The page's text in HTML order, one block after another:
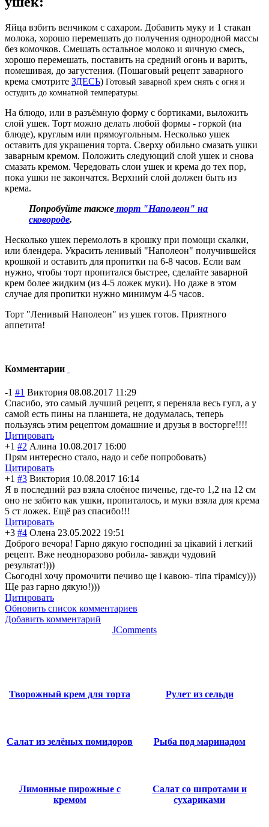
Яйца взбить венчиком с сахаром. Добавить муку и 1 стакан
молока, хорошо перемешать до получения однородной массы
без комочков. Смешать остальное молоко и яичную смесь,
хорошо перемешать, поставить на средний огонь и варить,
помешивая, до загустения. (Пошаговый рецепт заварного
крема смотрите ЗДЕСЬ) Готовый заварной крем снять с огня и
остудить до комнатной температуры.
На блюдо, или в разъёмную форму с бортиками, выложить
слой ушек. Торт можно делать любой формы - горкой (на
блюде), круглым или прямоугольным. Несколько ушек
оставить для украшения торта. Сверху обильно смазать ушки
заварным кремом. Положить следующий слой ушек и снова
смазать кремом. Чередовать слои ушек и крема до тех пор,
пока ушки не закончатся. Верхний слой должен быть из
крема.
Попробуйте также торт "Наполеон" на
сковороде.
Несколько ушек перемолоть в крошку при помощи скалки,
или блендера. Украсить ленивый "Наполеон" получившейся
крошкой и оставить для пропитки на 6-8 часов. Если вам
нужно, чтобы торт пропитался быстрее, сделайте заварной
крем более жидким (из 4-5 ложек муки). Но даже в этом
случае для пропитки нужно минимум 4-5 часов.
Торт "Ленивый Наполеон" из ушек готов. Приятного
аппетита!
Комментарии
-1 #1 Виктория 08.08.2017 11:29
Спасибо, это самый лучший рецепт, я переняла весь гугл, а у
самой есть пины на планшета, не додумалась, теперь
пользуясь этим рецептом домашние и друзья в восторге!!!!
Цитировать
+1 #2 Алина 10.08.2017 16:00
Прям интересно стало, надо и себе попробовать)
Цитировать
+1 #3 Виктория 10.08.2017 16:14
Я в последний раз взяла слоёное пиченье, где-то 1,2 на 12 см
оно не забито как ушки, пропиталось, и муки взяла для крема
5 ст ложек. Ещё раз спасибо!!!
Цитировать
+3 #4 Олена 23.05.2022 19:51
Доброго вечора! Гарно дякую господині за цікавий і легкий
рецепт. Вже неодноразово робила- завжди чудовий
результат!)))
Сьогодні хочу промочити печиво ще і кавою- тіпа тірамісу)))
Ще раз гарно дякую!)))
Цитировать
Обновить список комментариев
Добавить комментарий
JComments
Творожный крем для торта Рулет из сельди
Салат из зелёных помидоров Рыба под маринадом
Лимонные пирожные с
кремом
Салат со шпротами и
сухариками